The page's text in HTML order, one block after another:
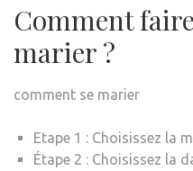
Comment
marier ?
comment se marier
Etape 1 : Choisissez la
Étape 2 : Choisissez la